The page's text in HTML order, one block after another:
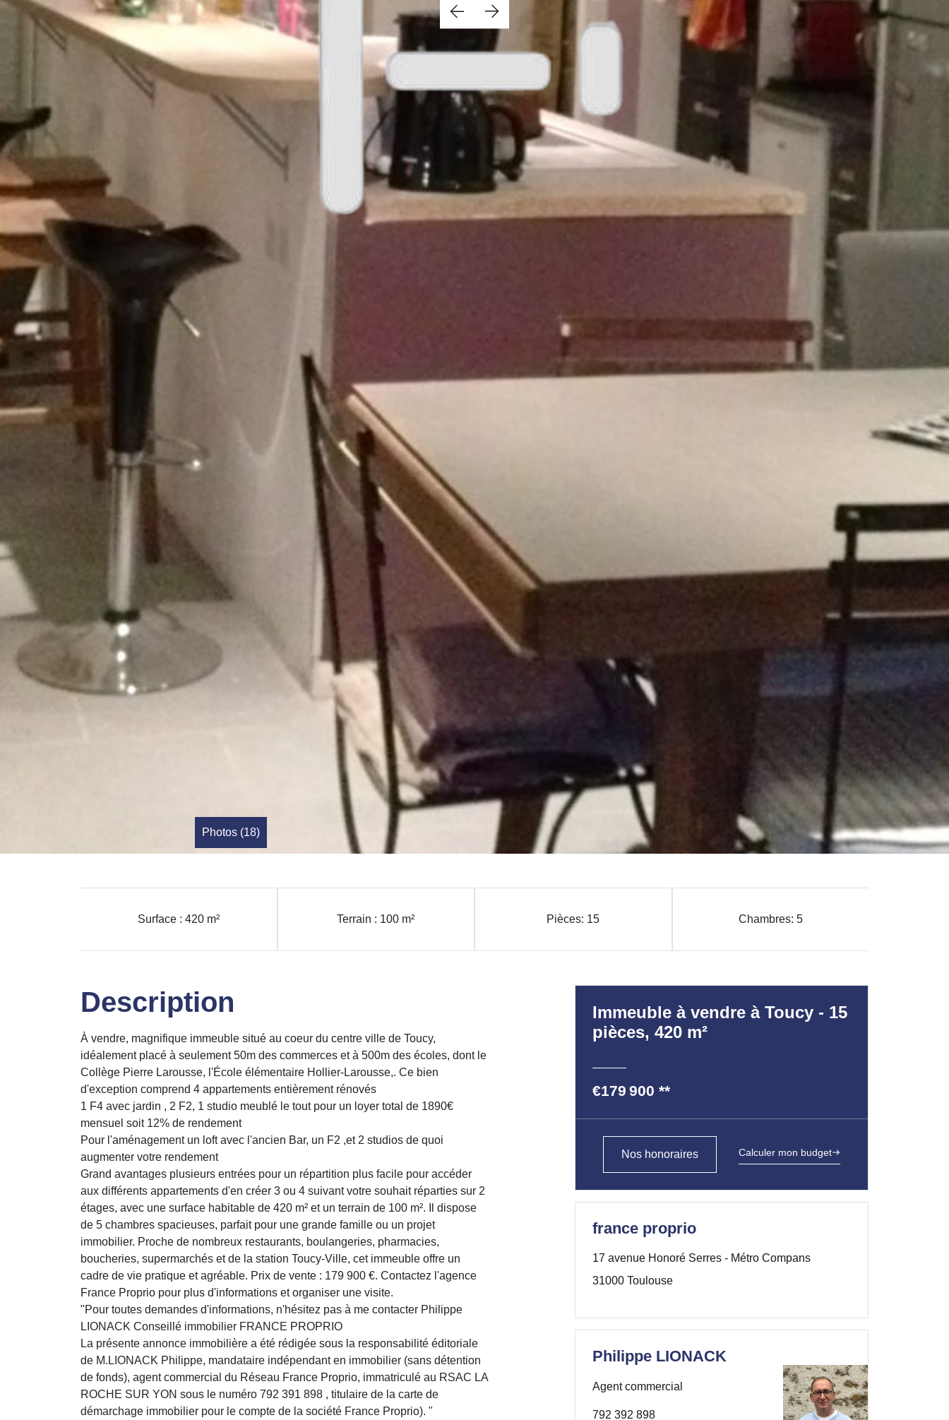
Photos (18)
Surface : 420 m² Terrain : 100 m² Pièces: 15 Chambres: 5
Description
À vendre, magnifique immeuble situé au coeur du centre ville de Toucy,
idéalement placé à seulement 50m des commerces et à 500m des écoles, dont le
Collège Pierre Larousse, l'École élémentaire Hollier-Larousse,. Ce bien
d'exception comprend 4 appartements entièrement rénovés
1 F4 avec jardin , 2 F2, 1 studio meublé le tout pour un loyer total de 1890€
mensuel soit 12% de rendement
Pour l'aménagement un loft avec l'ancien Bar, un F2 ,et 2 studios de quoi
augmenter votre rendement
Grand avantages plusieurs entrées pour un répartition plus facile pour accéder
aux différents appartements d'en créer 3 ou 4 suivant votre souhait réparties sur 2
étages, avec une surface habitable de 420 m² et un terrain de 100 m². Il dispose
de 5 chambres spacieuses, parfait pour une grande famille ou un projet
immobilier. Proche de nombreux restaurants, boulangeries, pharmacies,
boucheries, supermarchés et de la station Toucy-Ville, cet immeuble offre un
cadre de vie pratique et agréable. Prix de vente : 179 900 €. Contactez l'agence
France Proprio pour plus d'informations et organiser une visite.
"Pour toutes demandes d'informations, n'hésitez pas à me contacter Philippe
LIONACK Conseillé immobilier FRANCE PROPRIO
La présente annonce immobilière a été rédigée sous la responsabilité éditoriale
de M.LIONACK Philippe, mandataire indépendant en immobilier (sans détention
de fonds), agent commercial du Réseau France Proprio, immatriculé au RSAC LA
ROCHE SUR YON sous le numéro 792 391 898 , titulaire de la carte de
démarchage immobilier pour le compte de la société France Proprio). "
Immeuble à vendre à Toucy - 15
pièces, 420 m²
€179 900 **
Nos honoraires Calculer mon budget
france proprio
17 avenue Honoré Serres - Métro Compans
31000 Toulouse
Philippe LIONACK
Agent commercial
792 392 898